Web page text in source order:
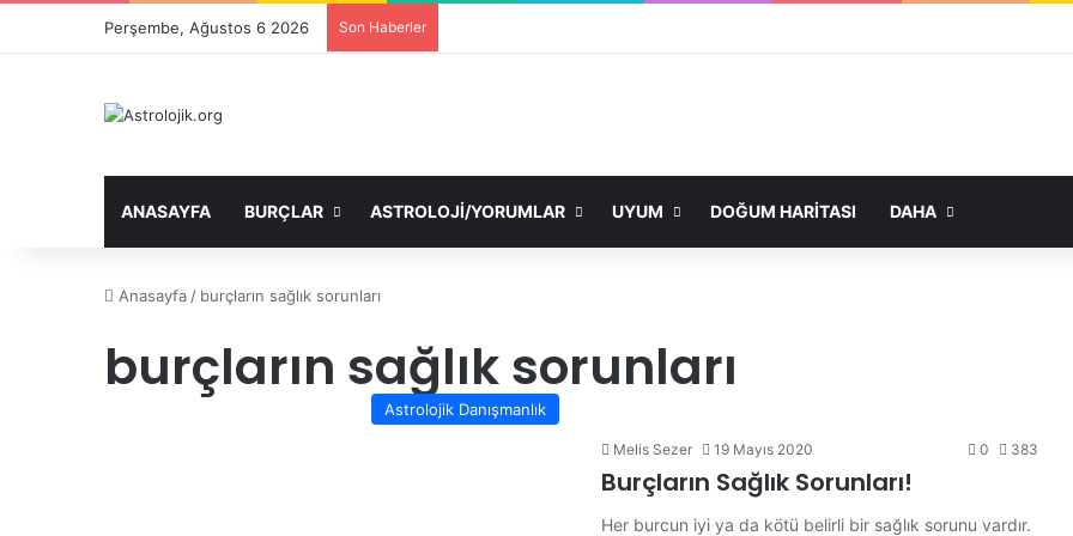
Perşembe, Ağustos 6 2026 Son Haberler
ANASAYFA BURÇLAR ASTROLOJI/YORUMLAR UYUM DOĞUM HARITASI DAHA
Anasayfa / burçların sağlık sorunları
burçların sağlık sorunları
Astrolojik Danışmanlık
Melis Sezer 19 Mayıs 2020 0 383
Burçların Sağlık Sorunları!
Her burcun iyi ya da kötü belirli bir sağlık sorunu vardır.